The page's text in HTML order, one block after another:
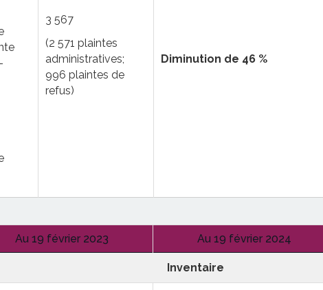
3 567
(2 571 plaintes
administratives;
996 plaintes de
refus)
Diminution de 46 %
Statistiques
Au 19 février 2023 Au 19 février 2024
Inventaire